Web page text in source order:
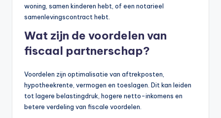
woning, samen kinderen hebt, of een notarieel
samenlevingscontract hebt.
Wat zijn de voordelen van
fiscaal partnerschap?
Voordelen zijn optimalisatie van aftrekposten,
hypotheekrente, vermogen en toeslagen. Dit kan leiden
tot lagere belastingdruk, hogere netto-inkomens en
betere verdeling van fiscale voordelen.